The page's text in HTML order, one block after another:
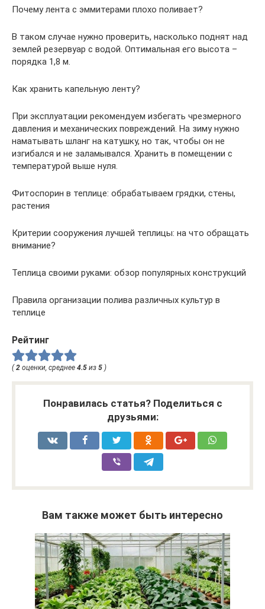
Почему лента с эммитерами плохо поливает?
В таком случае нужно проверить, насколько поднят над
землей резервуар с водой. Оптимальная его высота –
порядка 1,8 м.
Как хранить капельную ленту?
При эксплуатации рекомендуем избегать чрезмерного
давления и механических повреждений. На зиму нужно
наматывать шланг на катушку, но так, чтобы он не
изгибался и не заламывался. Хранить в помещении с
температурой выше нуля.
Фитоспорин в теплице: обрабатываем грядки, стены,
растения
Критерии сооружения лучшей теплицы: на что обращать
внимание?
Теплица своими руками: обзор популярных конструкций
Правила организации полива различных культур в
теплице
Рейтинг
( 2 оценки, среднее 4.5 из 5 )
Понравилась статья? Поделиться с
друзьями:
Вам также может быть интересно